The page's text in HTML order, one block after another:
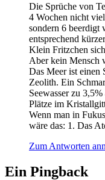
Die Sprüche von
4 Wochen nicht
sondern 6 beerdigt
entsprechend
Klein Fritzchen
Aber kein Mensch
Das Meer ist einen
Zeolith. Ein
Seewasser zu
Plätze im
Wenn man in
wäre das: 1. Das
Zum Antworten
Ein Pingback